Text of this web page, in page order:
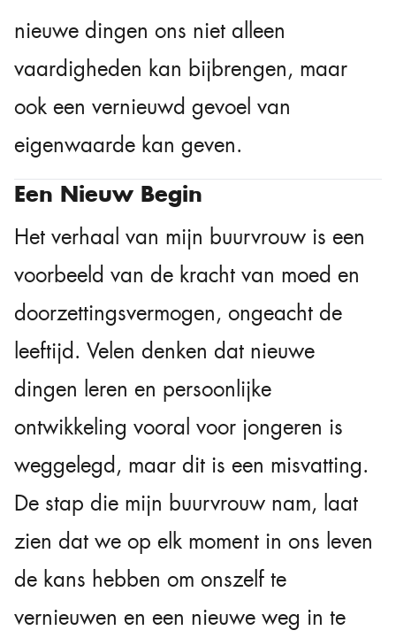
nieuwe dingen ons niet alleen
vaardigheden kan bijbrengen, maar
ook een vernieuwd gevoel van
eigenwaarde kan geven.
Een Nieuw Begin
Het verhaal van mijn buurvrouw is een
voorbeeld van de kracht van moed en
doorzettingsvermogen, ongeacht de
leeftijd. Velen denken dat nieuwe
dingen leren en persoonlijke
ontwikkeling vooral voor jongeren is
weggelegd, maar dit is een misvatting.
De stap die mijn buurvrouw nam, laat
zien dat we op elk moment in ons leven
de kans hebben om onszelf te
vernieuwen en een nieuwe weg in te